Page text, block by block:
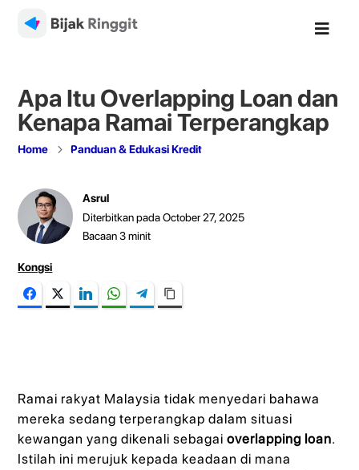

Apa Itu Overlapping Loan dan
Kenapa Ramai Terperangkap
Home 5 Panduan & Edukasi Kredit
Asrul
Diterbitkan pada October 27, 2025
Bacaan3minit
Kongsi
FacebookTwitter LinkedIn WhatsAppTelegram
Ramai rakyat Malaysia tidak menyedari bahawa
mereka sedang terperangkap dalam situasi
kewangan yang dikenali sebagaioverlapping loan.
Istilah ini merujuk kepada keadaan di mana